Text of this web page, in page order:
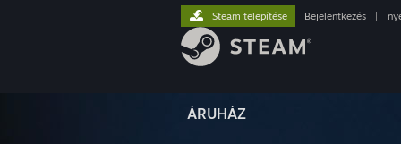
ÁRUHÁZ
Steam telepítése Bejelentkezés